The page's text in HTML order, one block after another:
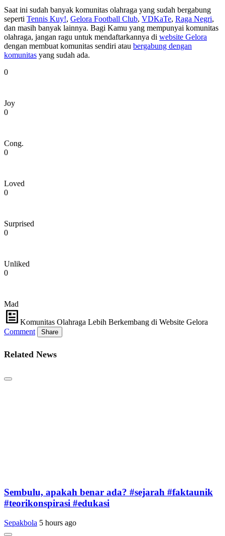
Saat ini sudah banyak komunitas olahraga yang sudah bergabung
seperti Tennis Kuy!, Gelora Football Club, VDKaTe, Raga Negri,
dan masih banyak lainnya. Bagi Kamu yang mempunyai komunitas
olahraga, jangan ragu untuk mendaftarkannya di website Gelora
dengan membuat komunitas sendiri atau bergabung dengan
komunitas yang sudah ada.
0
Joy
0
Cong.
0
Loved
0
Surprised
0
Unliked
0
Mad
Komunitas Olahraga Lebih Berkembang di Website Gelora
Comment
Share
Related News
Sembulu, apakah benar ada? #sejarah #faktaunik
#teorikonspirasi #edukasi
Sepakbola 5 hours ago